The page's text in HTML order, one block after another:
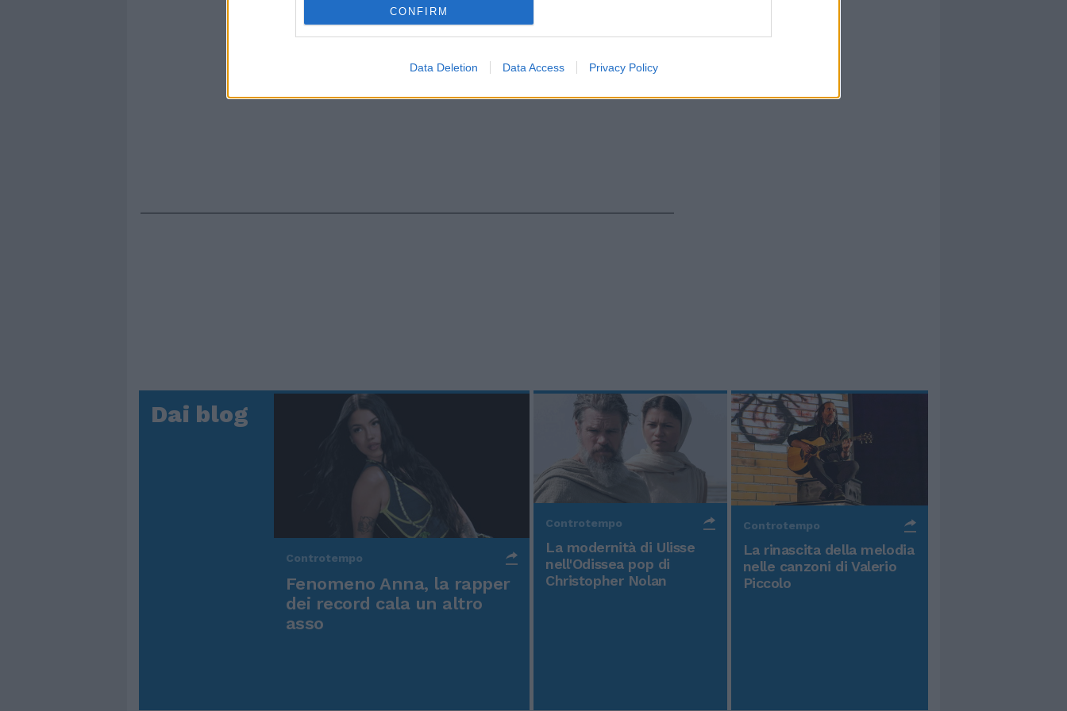
CONFIRM
Data Deletion Data Access Privacy Policy
Dai blog
Controtempo
Fenomeno Anna, la rapper
dei record cala un altro
asso
Controtempo
La modernità di Ulisse
nell'Odissea pop di
Christopher Nolan
Controtempo
La rinascita della melodia
nelle canzoni di Valerio
Piccolo